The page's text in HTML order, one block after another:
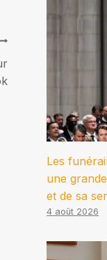
Les
une
et de sa
4 août 2026